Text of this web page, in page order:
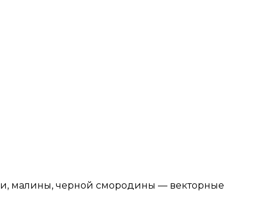
малины, черной смородины — векторные